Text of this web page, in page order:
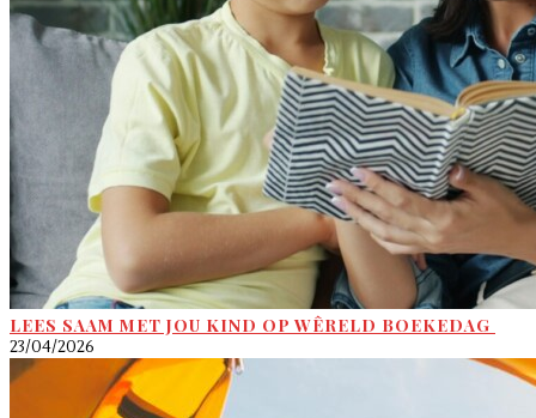
LEES SAAM MET JOU KIND OP WÊRELD BOEKEDAG
23/04/2026